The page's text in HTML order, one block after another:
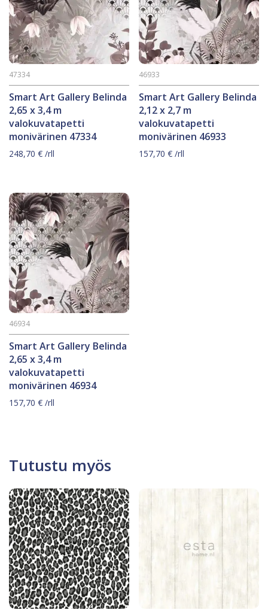
Smart Art Gallery Belinda
2,65 x 3,4 m
valokuvatapetti
monivärinen 47334
47334
248,70 € /rll
Smart Art Gallery Belinda
2,12 x 2,7 m
valokuvatapetti
monivärinen 46933
46933
157,70€ /rll
Smart Art Gallery Belinda
2,65 x 3,4 m
valokuvatapetti
monivärinen 46934
46934
157,70 € /rll
Tutustu myös